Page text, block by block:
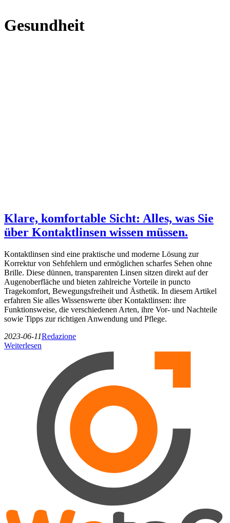
Gesundheit
Klare, komfortable Sicht: Alles, was Sie
über Kontaktlinsen wissen müssen.
Kontaktlinsen sind eine praktische und moderne Lösung zur
Korrektur von Sehfehlern und ermöglichen scharfes Sehen ohne
Brille. Diese dünnen, transparenten Linsen sitzen direkt auf der
Augenoberfläche und bieten zahlreiche Vorteile in puncto
Tragekomfort, Bewegungsfreiheit und Ästhetik. In diesem Artikel
erfahren Sie alles Wissenswerte über Kontaktlinsen: ihre
Funktionsweise, die verschiedenen Arten, ihre Vor- und Nachteile
sowie Tipps zur richtigen Anwendung und Pflege.
2023-06-11Redazione
Weiterlesen